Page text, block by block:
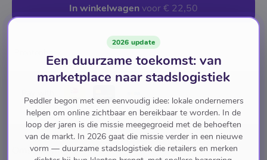
In winkelwagenvoor€ 22,50
Omschrijving
2026 update
Een duurzame toekomst: van
marketplace naar stadslogistiek
Peddler begon met een eenvoudig idee: lokale ondernemers
helpen om online zichtbaar en bereikbaar te worden. In de
loop der jaren is die missie meegegroeid met de behoeften
van de markt. In 2026 gaat die missie verder in een nieuwe
vorm — duurzame stadslogistiek die retailers en merken